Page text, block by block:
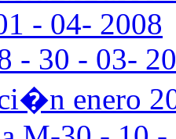
- 04- 2008
- 30 - 03-
enero